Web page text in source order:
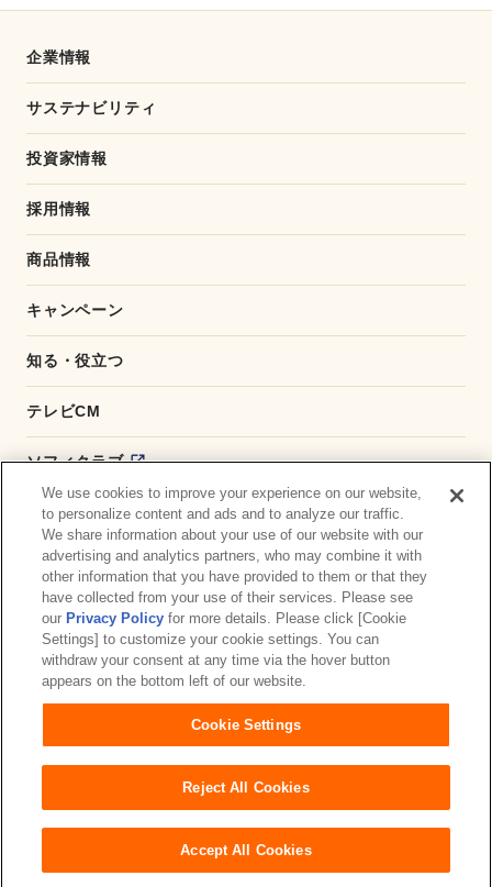
企業情報
サステナビリティ
投資家情報
採用情報
商品情報
キャンペーン
知る・役立つ
テレビCM
ソフィクラブ
かんたん応募サービス
ダイレクトショップ
商品取扱い店舗検索
お問い合わせ サイトマップ ウェブサイト利用規約
プライバシーポリシー 障がいの表記について
Copyright© Unicharm Corporation
We use cookies to improve your experience on our website,
to personalize content and ads and to analyze our traffic.
We share information about your use of our website with our
advertising and analytics partners, who may combine it with
other information that you have provided to them or that they
have collected from your use of their services. Please see
our Privacy Policy for more details. Please click [Cookie
Settings] to customize your cookie settings. You can
withdraw your consent at any time via the hover button
appears on the bottom left of our website.
Cookie Settings
Reject All Cookies
Accept All Cookies